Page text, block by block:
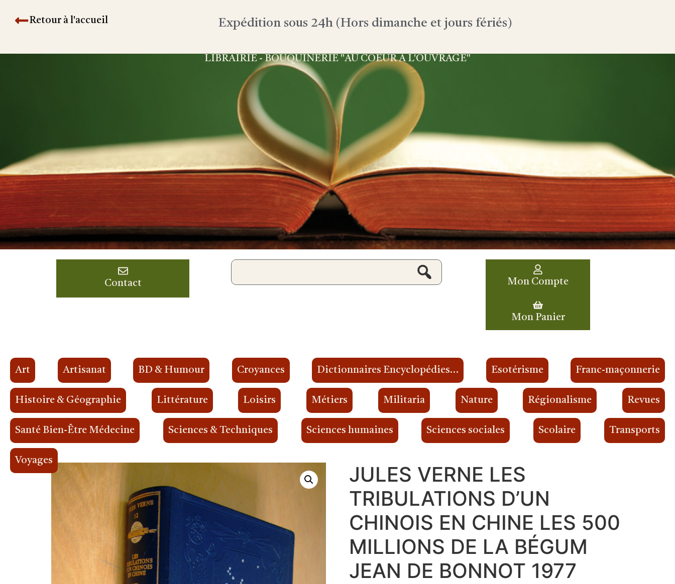
Retour à l'accueil Expédition sous 24h (Hors dimanche et jours fériés)
LIBRAIRIE - BOUQUINERIE "AU COEUR À L'OUVRAGE"
Contact Mon Compte
Mon Panier
Art Artisanat BD & Humour Croyances Dictionnaires Encyclopédies… Esotérisme Franc-maçonnerie
Histoire & Géographie Littérature Loisirs Métiers Militaria Nature Régionalisme Revues
Santé Bien-Être Médecine Sciences & Techniques Sciences humaines Sciences sociales Scolaire Transports
Voyages
JULES VERNE LES
TRIBULATIONS D’UN
CHINOIS EN CHINE LES 500
MILLIONS DE LA BÉGUM
JEAN DE BONNOT 1977